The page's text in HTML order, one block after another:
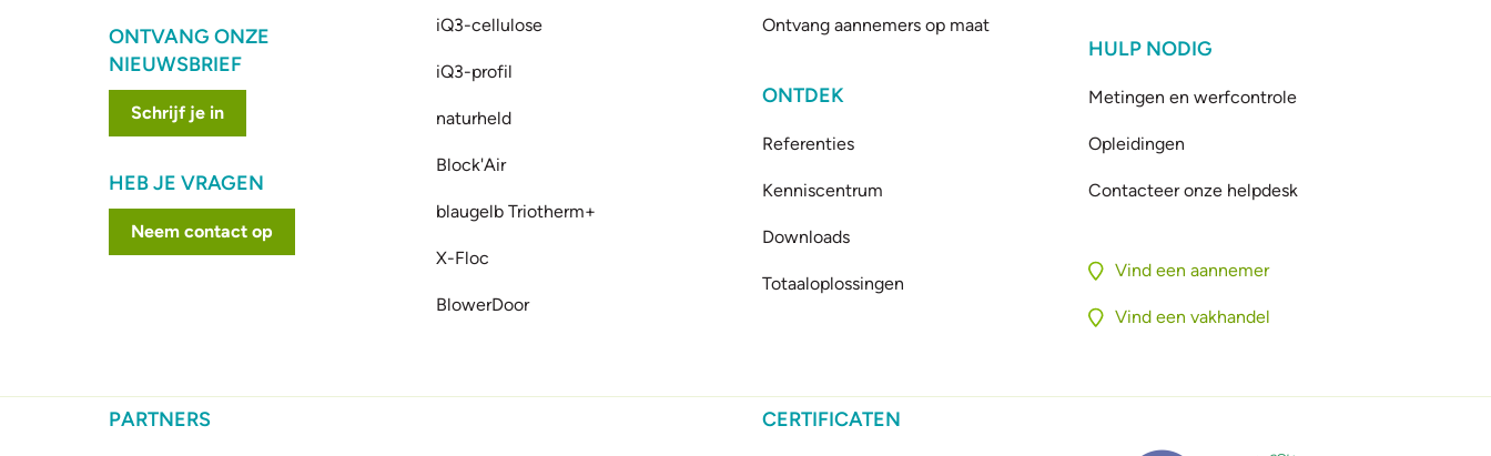
ONTVANG ONZE
NIEUWSBRIEF
Schrijf je in
HEB JE VRAGEN
Neem contact op
iQ3-cellulose
iQ3-profil
naturheld
Block'Air
blaugelb Triotherm+
X-Floc
BlowerDoor
Ontvang aannemers op maat
ONTDEK
Referenties
Kenniscentrum
Downloads
Totaaloplossingen
HULP NODIG
Metingen en werfcontrole
Opleidingen
Contacteer onze helpdesk
Vind een aannemer
Vind een vakhandel
PARTNERS CERTIFICATEN